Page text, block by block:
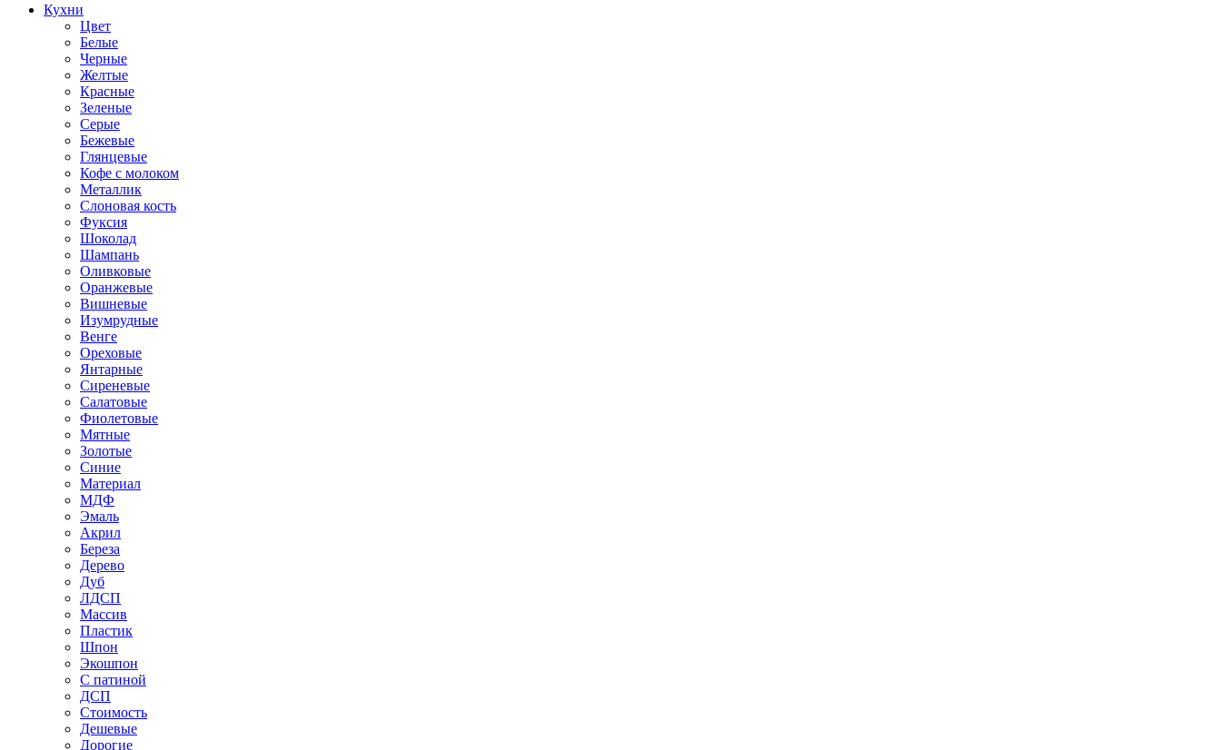
Кухни
Цвет
Белые
Черные
Желтые
Красные
Зеленые
Серые
Бежевые
Глянцевые
Кофе с молоком
Металлик
Слоновая кость
Фуксия
Шоколад
Шампань
Оливковые
Оранжевые
Вишневые
Изумрудные
Венге
Ореховые
Янтарные
Сиреневые
Салатовые
Фиолетовые
Мятные
Золотые
Синие
Материал
МДФ
Эмаль
Акрил
Береза
Дерево
Дуб
ЛДСП
Массив
Пластик
Шпон
Экошпон
С патиной
ДСП
Стоимость
Дешевые
Дорогие